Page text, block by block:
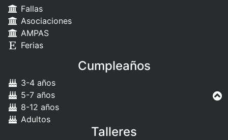
Fallas
Asociaciones
AMPAS
Ferias
Cumpleaños
3-4 años
5-7 años
8-12 años
Adultos
Talleres